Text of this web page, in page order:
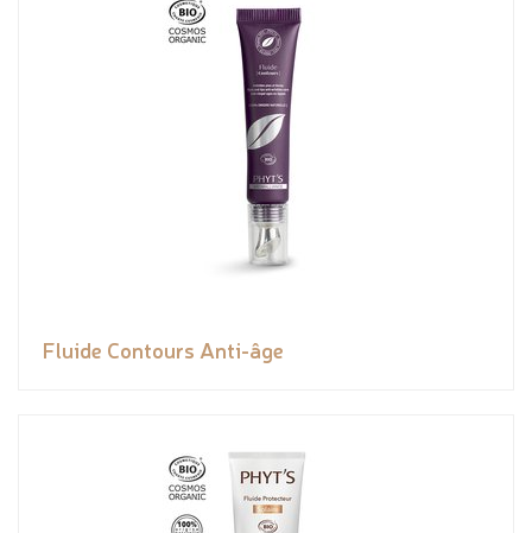
Fluide Contours Anti-âge